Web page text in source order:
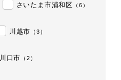
さいたま市浦和区 （6）
川越市 （3）
川口市 （2）